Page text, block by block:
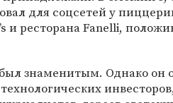
для соцсетей у
и ресторана Fanelli,
знаменитым. Однако он